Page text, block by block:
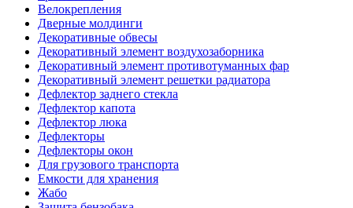
Велокрепления
Дверные молдинги
Декоративные обвесы
Декоративный элемент воздухозаборника
Декоративный элемент противотуманных фар
Декоративный элемент решетки радиатора
Дефлектор заднего стекла
Дефлектор капота
Дефлектор люка
Дефлекторы
Дефлекторы окон
Для грузового транспорта
Емкости для хранения
Жабо